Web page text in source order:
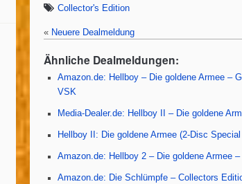
c
e
b
o
o
k
er s
A
p
e
Collector's Edition
« Neuere Dealmeldung
Ähnliche Dealmeldungen:
Amazon.de: Hellboy – Die goldene Armee –
VSK
Media-Dealer.de: Hellboy II – Die goldene
Hellboy II: Die goldene Armee (2-Disc
Amazon.de: Hellboy 2 – Die goldene Armee
Amazon.de: Die Schlümpfe – Collectors